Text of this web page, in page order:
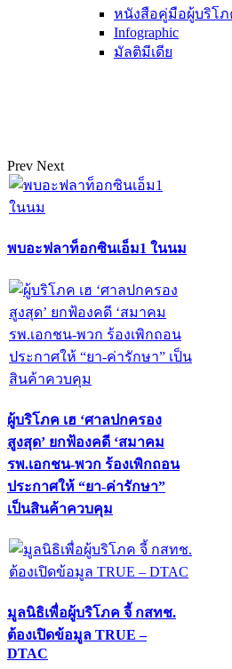
หนังสือคู่มือผู้บริโภ
Infographic
มัลติมีเดีย
Prev Next
พบอะฟลาท็อกซินเอ็ม1 ในนม
ผู้บริโภค เฮ ‘ศาลปกครอง
สูงสุด’ ยกฟ้องคดี ‘สมาคม
รพ.เอกชน-พวก ร้องเพิกถอน
ประกาศให้ “ยา-ค่ารักษา”
เป็นสินค้าควบคุม
มูลนิธิเพื่อผู้บริโภค จี้ กสทช.
ต้องเปิดข้อมูล TRUE –
DTAC